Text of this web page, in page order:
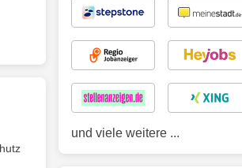
und viele weitere ...